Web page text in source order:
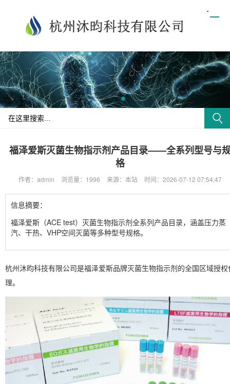
福泽爱斯灭菌生物指示剂产品目录——全系列型号与
格
作者：admin 浏览量：1996 来源：本站 时间：2026-07-12 07:54:47
信息摘要：
福泽爱斯（ACE test）灭菌生物指示剂全系列产品目录，涵盖压力蒸
汽、干热、VHP空间灭菌等多种型号规格。
杭州沐昀科技有限公司是福泽爱斯品牌灭菌生物指示剂的全国区域授权
理。